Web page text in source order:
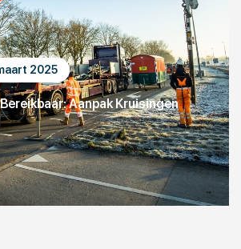
2025
Aanpak Kruisingen